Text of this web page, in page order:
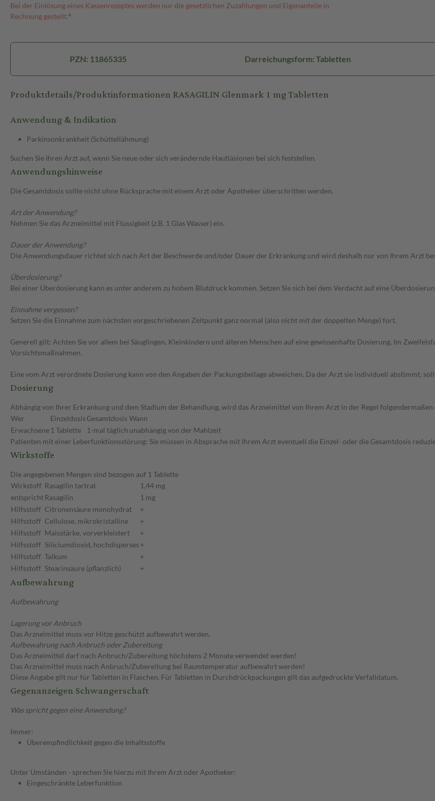
Bei der Einlösung eines Kassenrezeptes werden nur die gesetzlichen Zuzahlungen und Eigenanteile in
Rechnung gestellt.⁴
PZN: 11865335 Darreichungsform: Tabletten
Produktdetails/Produktinformationen RASAGILIN Glenmark 1 mg Tabletten
Anwendung & Indikation
Parkinsonkrankheit (Schüttellähmung)
Suchen Sie Ihren Arzt auf, wenn Sie neue oder sich verändernde Hautläsionen bei sich feststellen.
Anwendungshinweise
Die Gesamtdosis sollte nicht ohne Rücksprache mit einem Arzt oder Apotheker überschritten werden.
Art der Anwendung?
Nehmen Sie das Arzneimittel mit Flüssigkeit (z.B. 1 Glas Wasser) ein.
Dauer der Anwendung?
Die Anwendungsdauer richtet sich nach Art der Beschwerde und/oder Dauer der Erkrankung und wird deshalb nur von Ihrem Arzt
Überdosierung?
Bei einer Überdosierung kann es unter anderem zu hohem Blutdruck kommen. Setzen Sie sich bei dem Verdacht auf eine
Einnahme vergessen?
Setzen Sie die Einnahme zum nächsten vorgeschriebenen Zeitpunkt ganz normal (also nicht mit der doppelten Menge) fort.
Generell gilt: Achten Sie vor allem bei Säuglingen, Kleinkindern und älteren Menschen auf eine gewissenhafte Dosierung. Im
Vorsichtsmaßnahmen.
Eine vom Arzt verordnete Dosierung kann von den Angaben der Packungsbeilage abweichen. Da der Arzt sie individuell abstimmt,
Dosierung
Abhängig von Ihrer Erkrankung und dem Stadium der Behandlung, wird das Arzneimittel von Ihrem Arzt in der Regel
Wer
Einzeldosis Gesamtdosis Wann
Erwachsene 1 Tablette 1-mal täglich unabhängig von der Mahlzeit
Patienten mit einer Leberfunktionsstörung: Sie müssen in Absprache mit Ihrem Arzt eventuell die Einzel- oder die Gesamtdosis
Wirkstoffe
Die angegebenen Mengen sind bezogen auf 1 Tablette
Wirkstoff Rasagilin tartrat
1,44 mg
entsprichtRasagilin
1 mg
Hilfsstoff Citronensäure monohydrat
+
Hilfsstoff Cellulose, mikrokristalline
+
Hilfsstoff Maisstärke, vorverkleistert
+
Hilfsstoff Siliciumdioxid, hochdisperses +
Hilfsstoff Talkum
+
Hilfsstoff Stearinsäure (pflanzlich) +
Aufbewahrung
Aufbewahrung
Lagerung vor Anbruch
Das Arzneimittel muss vor Hitze geschützt aufbewahrt werden.
Aufbewahrung nach Anbruch oder Zubereitung
Das Arzneimittel darf nach Anbruch/Zubereitung höchstens 2 Monate verwendet werden!
Das Arzneimittel muss nach Anbruch/Zubereitung bei Raumtemperatur aufbewahrt werden!
Diese Angabe gilt nur für Tabletten in Flaschen. Für Tabletten in Durchdrückpackungen gilt das aufgedruckte Verfalldatum.
Gegenanzeigen Schwangerschaft
Was spricht gegen eine Anwendung?
Immer:
Überempfindlichkeit gegen die Inhaltsstoffe
Unter Umständen - sprechen Sie hierzu mit Ihrem Arzt oder Apotheker:
Eingeschränkte Leberfunktion